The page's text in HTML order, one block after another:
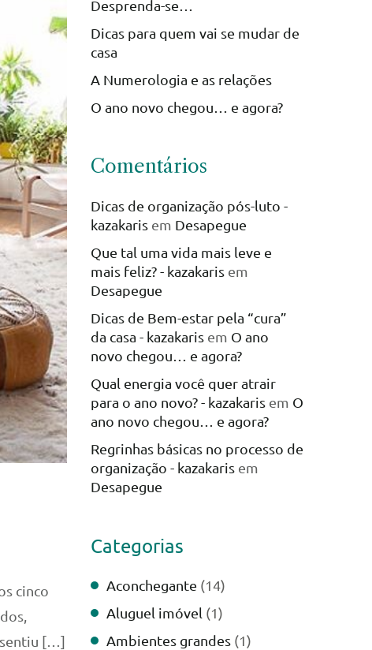
cinco
sentiu […]
Desprenda-se…
Dicas para quem vai se mudar de
casa
A Numerologia e as relações
O ano novo chegou… e agora?
Comentários
Dicas de organização pós-luto -
kazakaris em Desapegue
Que tal uma vida mais leve e
mais feliz? - kazakaris em
Desapegue
Dicas de Bem-estar pela “cura”
da casa - kazakaris em O ano
novo chegou… e agora?
Qual energia você quer atrair
para o ano novo? - kazakaris em O
ano novo chegou… e agora?
Regrinhas básicas no processo de
organização - kazakaris em
Desapegue
Categorias
Aconchegante (14)
Aluguel imóvel (1)
Ambientes grandes (1)